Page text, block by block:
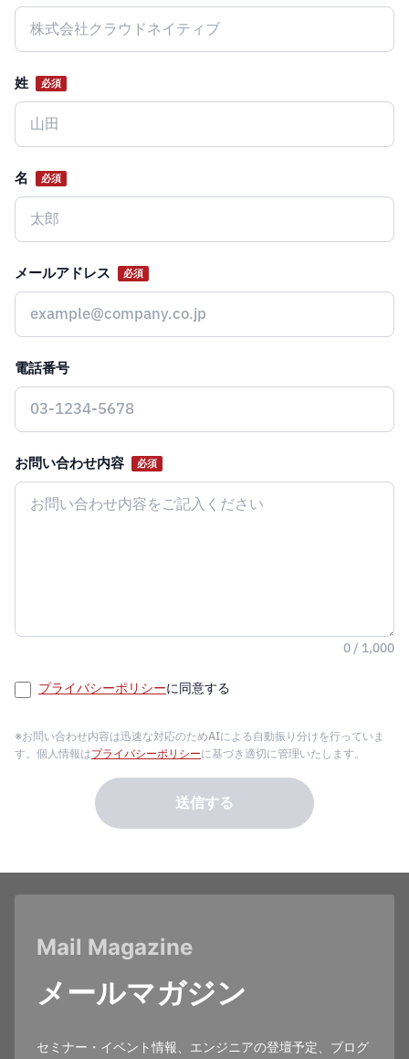
姓 必須
名 必須
メールアドレス 必須
電話番号
お問い合わせ内容 必須
0 / 1,000
プライバシーポリシーに同意する
※お問い合わせ内容は迅速な対応のためAIによる自動振り分けを行っていま
す。個人情報はプライバシーポリシーに基づき適切に管理いたします。
送信する
Mail Magazine
メールマガジン
セミナー・イベント情報、エンジニアの登壇予定、ブログ